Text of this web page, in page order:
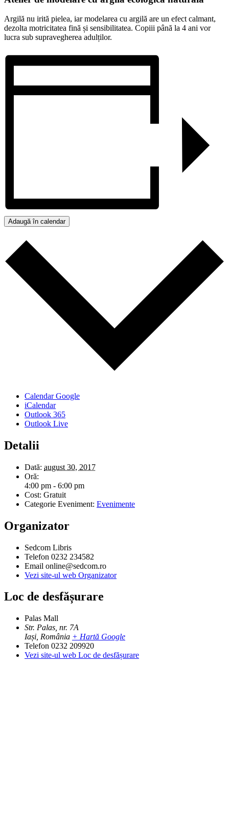
Argilă nu irită pielea, iar modelarea cu argilă are un efect calmant,
dezolta motricitatea fină și sensibilitatea. Copiii până la 4 ani vor
lucra sub supravegherea adulților.
Adaugă în calendar
Calendar Google
iCalendar
Outlook 365
Outlook Live
Detalii
Dată: august 30, 2017
Oră:
4:00 pm - 6:00 pm
Cost: Gratuit
Categorie Eveniment: Evenimente
Organizator
Sedcom Libris
Telefon 0232 234582
Email online@sedcom.ro
Vezi site-ul web Organizator
Loc de desfășurare
Palas Mall
Str. Palas, nr. 7A
Iași România + Hartă Google
Telefon 0232 209920
Vezi site-ul web Loc de desfășurare